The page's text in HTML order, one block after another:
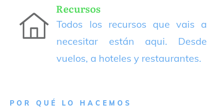
Recursos
Todos los recursos que vais a
necesitar están aqui. Desde
vuelos, a hoteles y restaurantes.
P OR QUÉ LO HACEMOS